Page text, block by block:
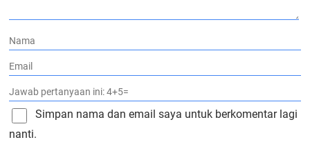
Simpan nama dan email saya untuk berkomentar lagi
nanti.